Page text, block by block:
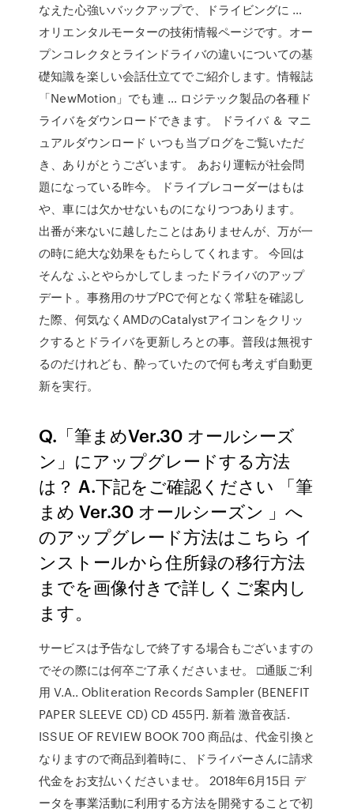
なえた心強いバックアップで、ドライビングに …
オリエンタルモーターの技術情報ページです。オー
プンコレクタとラインドライバの違いについての基
礎知識を楽しい会話仕立てでご紹介します。情報誌
「NewMotion」でも連 … ロジテック製品の各種ド
ライバをダウンロードできます。 ドライバ ＆ マニ
ュアルダウンロード いつも当ブログをご覧いただ
き、ありがとうございます。 あおり運転が社会問
題になっている昨今。 ドライブレコーダーはもは
や、車には欠かせないものになりつつあります。
出番が来ないに越したことはありませんが、万が一
の時に絶大な効果をもたらしてくれます。 今回は
そんな ふとやらかしてしまったドライバのアップ
デート。事務用のサブPCで何となく常駐を確認し
た際、何気なくAMDのCatalystアイコンをクリッ
クするとドライバを更新しろとの事。普段は無視す
るのだけれども、酔っていたので何も考えず自動更
新を実行。
Q.「筆まめVer.30 オールシーズ
ン」にアップグレードする方法
は？ A.下記をご確認ください 「筆
まめ Ver.30 オールシーズン 」へ
のアップグレード方法はこちら イ
ンストールから住所録の移行方法
までを画像付きで詳しくご案内し
ます。
サービスは予告なしで終了する場合もございますの
でその際には何卒ご了承くださいませ。 □通販ご利
用 V.A.. Obliteration Records Sampler (BENEFIT
PAPER SLEEVE CD) CD 455円. 新着 激音夜話.
ISSUE OF REVIEW BOOK 700 商品は、代金引換と
なりますので商品到着時に、ドライバーさんに請求
代金をお支払いくださいませ。 2018年6月15日 デ
ータを事業活動に利用する方法を開発することで初